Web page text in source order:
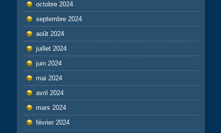
octobre 2024
septembre 2024
août 2024
juillet 2024
juin 2024
mai 2024
avril 2024
mars 2024
février 2024